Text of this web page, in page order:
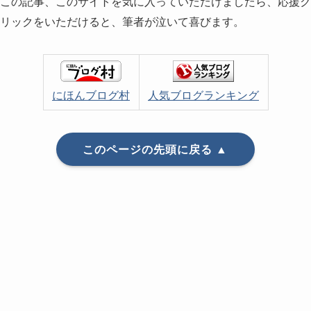
リックをいただけると、筆者が泣いて喜びます。
にほんブログ村 人気ブログランキング
このページの先頭に戻る ▲